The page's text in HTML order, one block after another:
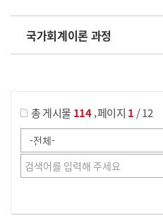
국가회계이론 과정
총 게시물 114,페이지 1 / 12